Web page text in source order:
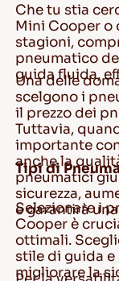
Che tu stia
Mini Cooper o
stagioni,
pneumatico
guida fluida,
Una delle
scelgono i
il prezzo dei
Tuttavia,
importante
anche la
pneumatici
sicurezza,
e garantirà
Tipi di
Selezionare i
Cooper è
ottimali.
stile di guida
migliorare la